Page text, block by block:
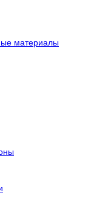
материалы